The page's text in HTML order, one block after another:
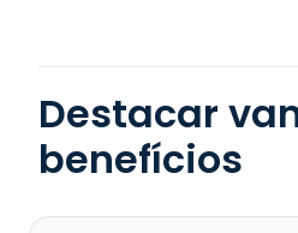
Destacar
benefícios